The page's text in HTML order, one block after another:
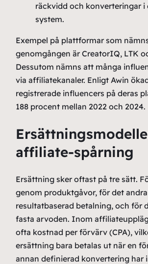
räckvidd och konverteringar i
system.
Exempel på plattformar som
genomgången är CreatorIQ, LTK
Dessutom nämns att många
via affiliatekanaler. Enligt Awin
registrerade influencers på deras
188 procent mellan 2022 och 2024.
affiliate-spårning
Ersättning sker oftast på tre sätt.
genom produktgåvor, för det
resultatbaserad betalning, och för
fasta arvoden. Inom
ofta kostnad per förvärv (CPA),
ersättning bara betalas ut när en
annan definierad konvertering har